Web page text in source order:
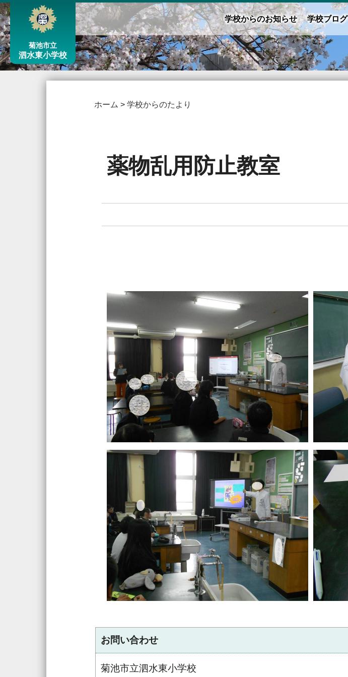
菊池市立
泗水東小学校
学校からのお知らせ 学校ブログ
ホーム > 学校からのたより
薬物乱用防止教室
お問い合わせ
菊池市立泗水東小学校